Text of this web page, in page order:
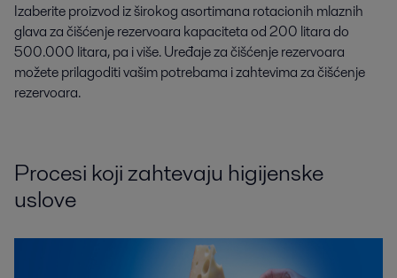
Izaberite proizvod iz širokog asortimana rotacionih mlaznih
glava za čišćenje rezervoara kapaciteta od 200 litara do
500.000 litara, pa i više. Uređaje za čišćenje rezervoara
možete prilagoditi vašim potrebama i zahtevima za čišćenje
rezervoara.
Procesi koji zahtevaju higijenske
uslove